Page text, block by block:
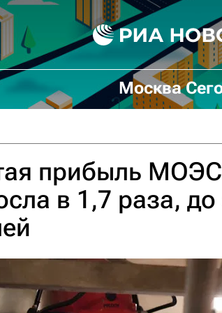
Москва
прибыль
в 1,7 раза,